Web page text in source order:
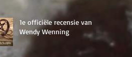
1e officiële recensie van
Wendy Wenning